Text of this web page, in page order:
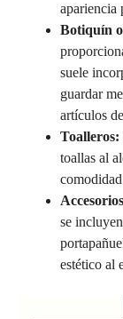
apariencia
Botiquín
suele
guardar
artículos
Toalleros:
toallas al
se
estético al